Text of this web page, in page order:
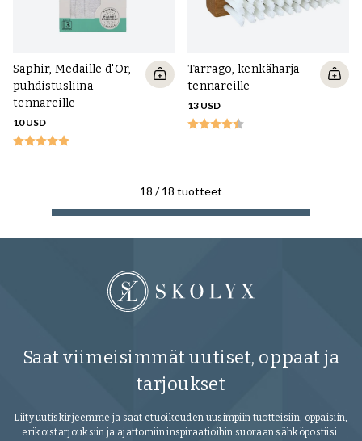
Saphir, Medaille d'Or,
puhdistusliina
tennareille
10 USD
Tarrago, kenkäharja
tennareille
13 USD
18 /18 tuotteet
Saat viimeisimmät uutiset, oppaat ja
tarjoukset
Liity uutiskirjeemme ja saat etuoikeuden uusimpiin tuotteisiin, oppaisiin,
erikoistarjouksiin ja ajattomiin inspiraatioihin suoraan sähköpostiisi.